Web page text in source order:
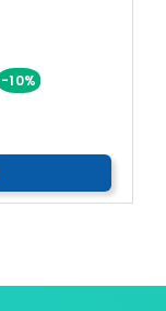
-10% Prix